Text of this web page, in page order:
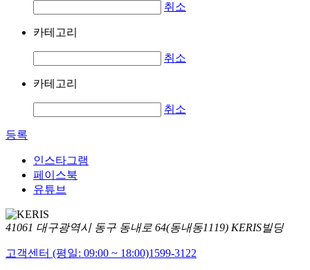
취소
카테고리
취소
카테고리
취소
등록
인스타그램
페이스북
유튜브
41061 대구광역시 동구 동내로 64(동내동1119) KERIS빌딩
고객센터 (평일: 09:00 ~ 18:00)1599-3122